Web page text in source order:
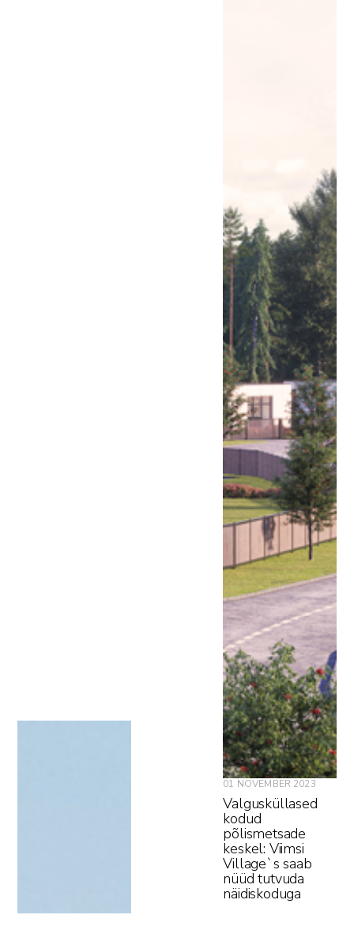
01 NOVEMBER 2023
Valgusküllased
kodud
põlismetsade
keskel: Viimsi
Village`s saab
nüüd tutvuda
näidiskoduga